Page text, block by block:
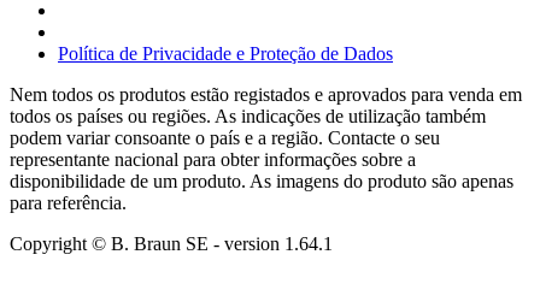
Política de Privacidade e Proteção de Dados
Nem todos os produtos estão registados e aprovados para venda em
todos os países ou regiões. As indicações de utilização também
podem variar consoante o país e a região. Contacte o seu
representante nacional para obter informações sobre a
disponibilidade de um produto. As imagens do produto são apenas
para referência.
Copyright © B. Braun SE - version 1.64.1